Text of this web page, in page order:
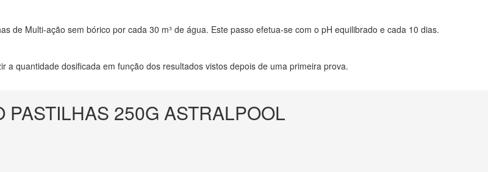
de Multi-ação sem bórico por cada 30 m³ de água. Este passo efetua-se com o pH equilibrado e cada 10 dias.
quantidade dosificada em função dos resultados vistos depois de uma primeira prova.
PASTILHAS 250G ASTRALPOOL